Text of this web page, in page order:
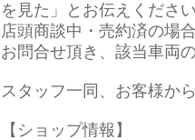
を見た」とお伝えくださ
店頭商談中・売約済の場
お問合せ頂き、該当車両
スタッフ一同、お客様か
【ショップ情報】